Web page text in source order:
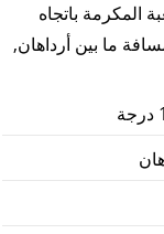
المكرمة باتجاه
ما بين أرداهان,